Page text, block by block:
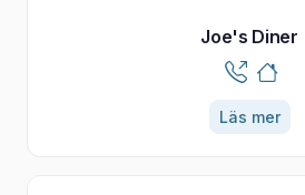
Joe's Diner
Läs mer